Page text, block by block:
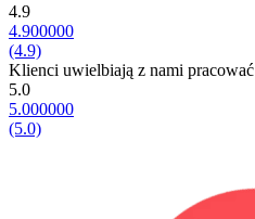
4.9
4.900000
(4.9)
Klienci uwielbiają z nami pracować
5.0
5.000000
(5.0)